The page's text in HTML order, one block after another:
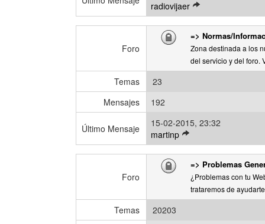
radiovijaer V
e
r
ú
l
t
e
s
j
e
Foro
=> Normas/
Zona destinada a los
del servicio y del foro.
Temas
23
Mensajes
192
Último Mensaje
15-02-2015, 23:32
martinp V
e
r
Foro
=> Problemas
¿Problemas con tu
trataremos de
Temas
20203